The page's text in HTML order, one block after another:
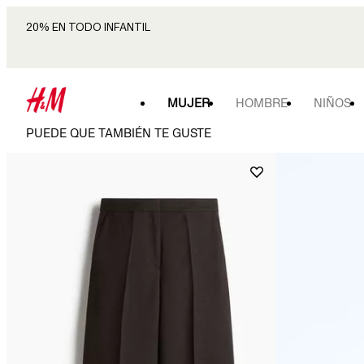
20% EN TODO INFANTIL
MUJER HOMBRE NIÑOS
PUEDE QUE TAMBIÉN TE GUSTE